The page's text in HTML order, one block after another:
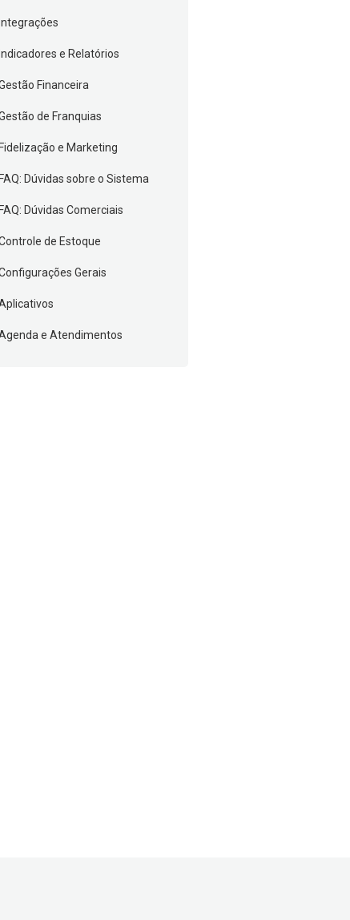
Integrações
Indicadores e Relatórios
Financeira
de Franquias
Fidelização e Marketing
FAQ: Dúvidas sobre o Sistema
FAQ: Dúvidas Comerciais
de Estoque
Gerais
e Atendimentos